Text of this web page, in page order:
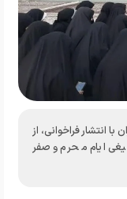
انتشار فراخوانی، از
ایام محرم و صفر